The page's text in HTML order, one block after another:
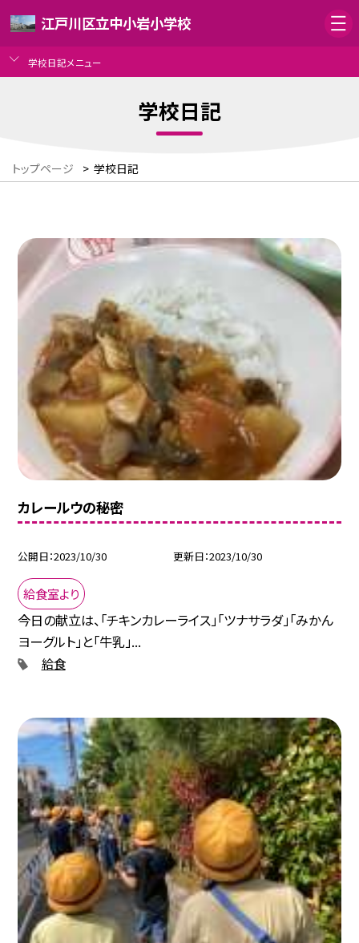
江戸川区立中小岩小学校
学校日記メニュー
学校日記
トップページ > 学校日記
カレールウの秘密
公開日 2023/10/30 更新日 2023/10/30
給食室より
今日の献立は、「チキンカレーライス」「ツナサラダ」「みかん
ヨーグルト」と「牛乳」...
給食